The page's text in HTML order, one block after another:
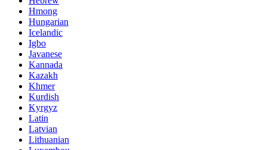
Hmong
Hungarian
Icelandic
Igbo
Javanese
Kannada
Kazakh
Khmer
Kurdish
Kyrgyz
Latin
Latvian
Lithuanian